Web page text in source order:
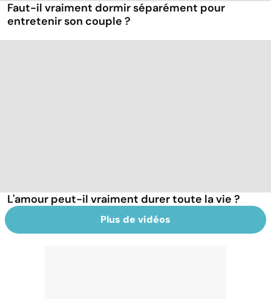
Faut-il vraiment dormir séparément pour
entretenir son couple ?
L'amour peut-il vraiment durer toute la vie ?
Plus de vidéos